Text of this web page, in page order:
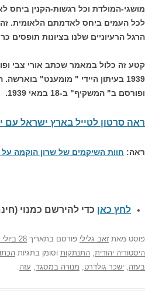
מושגי-המולדת וכל רגשות-הקנין ביחס
לכל העמים ביחס לאדמתם הלאומית.
הרגל הרעיוניים שלנו בציונות תופסים
1939 בעיתון היידי " מומענט"
ופורסם ב" המשקיף" ב-18 במאי 1939.
ראה סרטון לטייל בארץ ישראל עם
ראה: חוות השיקמים של שרון הוקמה
לחץ כאן כדי להירשם כמנוי
פוסט מאת זאב גלילי פורסם בתאריך 28 ביולי 2009
היסטוריה יהודית התנתקות וסומן בתגיות
בעזה ישכר גולדרט מנורה במסגד עזה